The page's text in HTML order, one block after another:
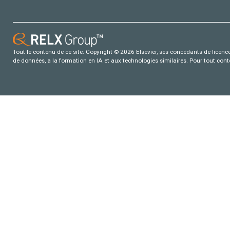
Tout le contenu de ce site: Copyright © 2026 Elsevier, ses concédants de
de données, a la formation en IA et aux technologies similaires. Pour tout